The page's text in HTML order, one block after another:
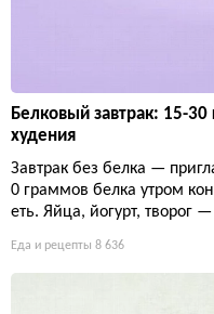
Белковый завтрак: 15-
худения
Завтрак без белка —
0 граммов белка утром
еть. Яйца, йогурт, творог
Еда и рецепты 8 636